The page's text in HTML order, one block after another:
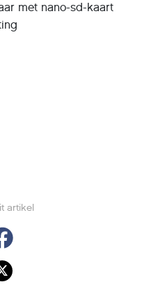
artikel
met nano-sd-kaart